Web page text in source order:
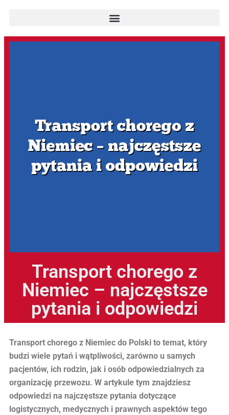
Transport chorego z
Niemiec – najczęstsze
pytania i odpowiedzi
Transport chorego z Niemiec do Polski to temat, który
budzi wiele pytań i wątpliwości, zarówno u samych
pacjentów, ich rodzin, jak i osób odpowiedzialnych za
organizację przewozu. W artykule tym znajdziesz
odpowiedzi na najczęstsze pytania dotyczące
logistycznych, medycznych i prawnych aspektów tego